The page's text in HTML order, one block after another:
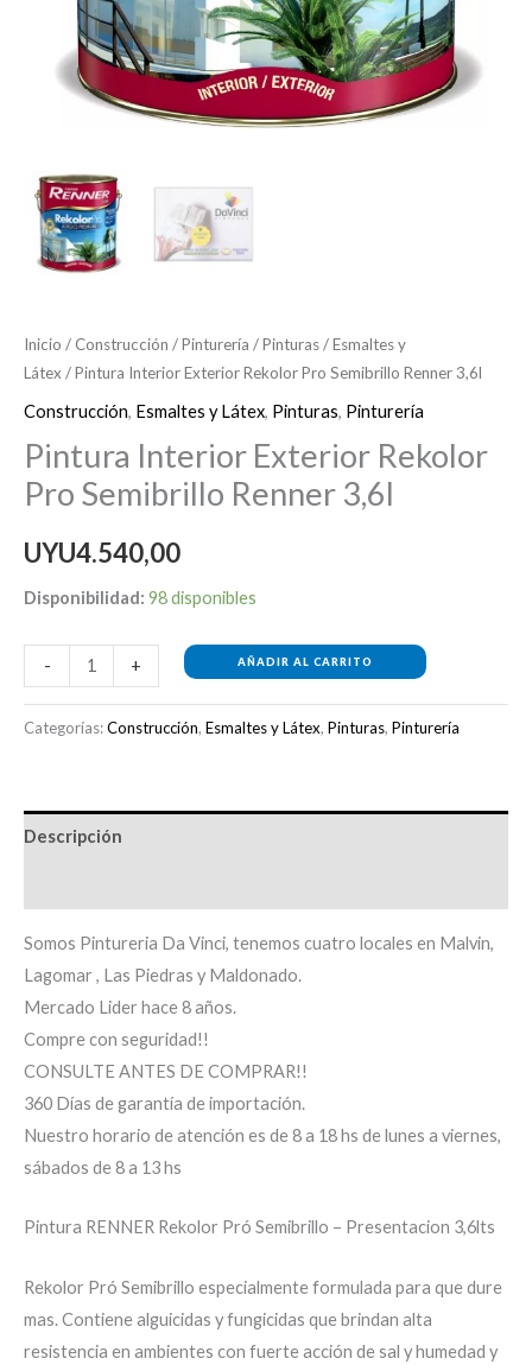
Inicio / Construcción /Pinturería /Pinturas/Esmaltes y
Látex/ Pintura Interior Exterior Rekolor Pro Semibrillo Renner 3,6l
Construcción, Esmaltes y Látex, Pinturas, Pinturería
Pintura Interior Exterior Rekolor
Pro Semibrillo Renner 3,6l
UYU4.540,00
Disponibilidad: 98 disponibles
- + AÑADIR AL CARRITO
Categorías:Construcción, Esmaltes y Látex, Pinturas, Pinturería
Descripción
Somos Pintureria Da Vinci, tenemos cuatro locales en Malvin,
Lagomar , Las Piedras y Maldonado.
Mercado Lider hace 8 años.
Compre con seguridad!!
CONSULTE ANTES DE COMPRAR!!
360 Días de garantía de importación.
Nuestro horario de atención es de 8 a 18 hs de lunes a viernes,
sábados de 8 a 13 hs
Pintura RENNER Rekolor Pró Semibrillo – Presentacion 3,6lts
Rekolor Pró Semibrillo especialmente formulada para que dure
mas. Contiene alguicidas y fungicidas que brindan alta
resistencia en ambientes con fuerte acción de sal y humedad y